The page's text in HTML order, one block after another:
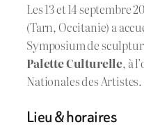
Les 13 et 14 septembre
(Tarn, Occitanie) a
Symposium de
Palette Culturelle, à
Nationales des Artistes.
Lieu & horaires